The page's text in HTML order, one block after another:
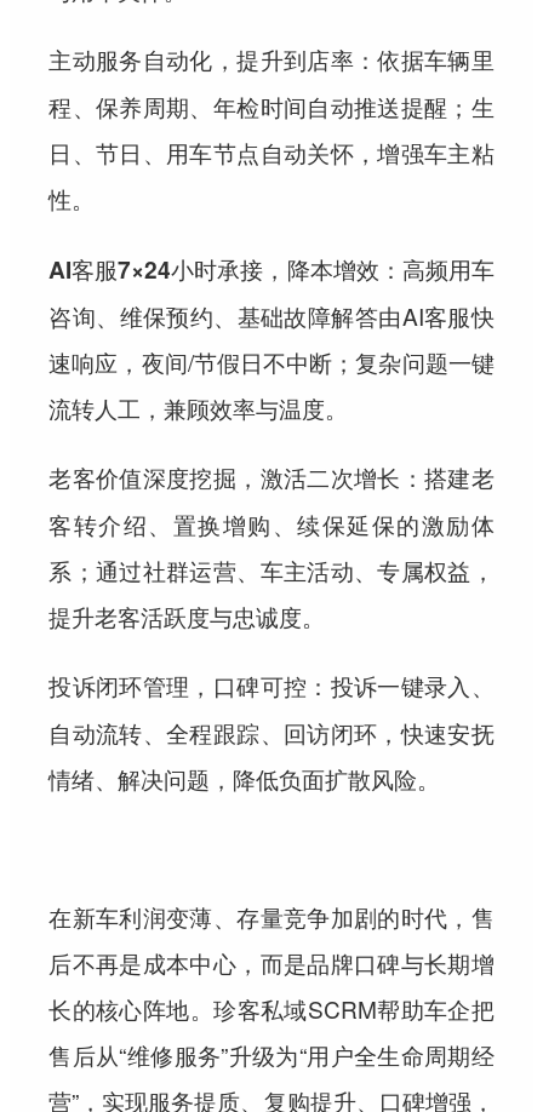
主动服务自动化，提升到店率：依据车辆里
程、保养周期、年检时间自动推送提醒；生
日、节日、用车节点自动关怀，增强车主粘
性。
AI客服7×24小时承接，降本增效 ：高频用车
咨询、维保预约、基础故障解答由AI客服快
速响应，夜间/节假日不中断；复杂问题一键
流转人工，兼顾效率与温度。
老客价值深度挖掘，激活二次增长 ：搭建老
客转介绍、置换增购、续保延保的激励体
系；通过社群运营、车主活动、专属权益，
提升老客活跃度与忠诚度。
投诉闭环管理，口碑可控 ：投诉一键录入、
自动流转、全程跟踪、回访闭环，快速安抚
情绪、解决问题，降低负面扩散风险。
在新车利润变薄、存量竞争加剧的时代，售
后不再是成本中心，而是品牌口碑与长期增
长的核心阵地。珍客私域SCRM帮助车企把
售后从“维修服务”升级为“用户全生命周期经
营”，实现服务提质、复购提升、口碑增强，